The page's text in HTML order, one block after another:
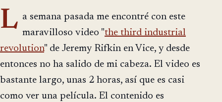
L a semana pasada me encontré con este
maravilloso video "the third industrial
revolution" de Jeremy Rifkin en Vice, y desde
entonces no ha salido de mi cabeza. El video es
bastante largo, unas 2 horas, así que es casi
como ver una película. El contenido es